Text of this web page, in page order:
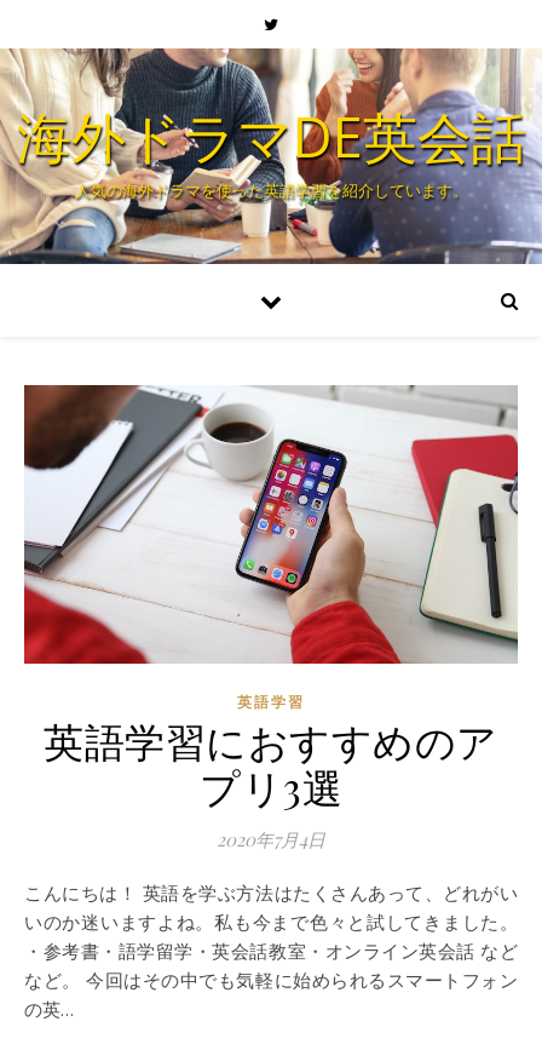
海外ドラマDE英会話
人気の海外ドラマを使った英語学習を紹介しています。
英語学習
英語学習におすすめのア
プリ3選
2020年7月4日
こんにちは！ 英語を学ぶ方法はたくさんあって、どれがい
いのか迷いますよね。私も今まで色々と試してきました。
・参考書・語学留学・英会話教室・オンライン英会話 など
など。 今回はその中でも気軽に始められるスマートフォン
の英…